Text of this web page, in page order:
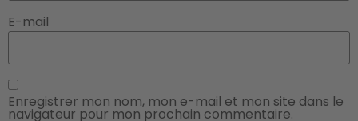
E-mail
Enregistrer mon nom, mon e-mail et mon site dans le
navigateur pour mon prochain commentaire.